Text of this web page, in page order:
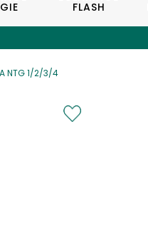
FLASH
A NTG 1/2/3/4